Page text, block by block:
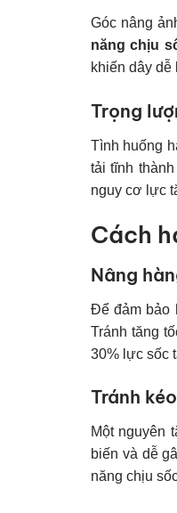
Góc nâng
năng chịu
khiến dây dễ
Trọng
Tình huống
tải tĩnh
nguy cơ lực
Cách
Nâng
Để đảm bảo
Tránh tăng
30% lực sốc
Tránh
Một nguyên
biến và dễ
năng chịu